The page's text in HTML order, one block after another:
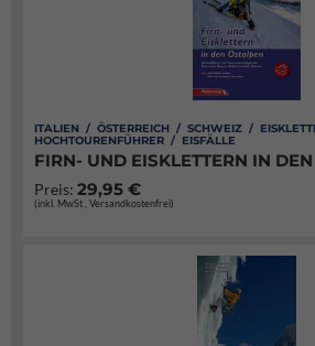
ITALIEN / ÖSTERREICH / SCHWEIZ /
HOCHTOURENFÜHRER / EISFÄLLE
FIRN- UND EISKLETTERN IN
Preis: 29,95 €
(inkl. MwSt., Versandkostenfrei)